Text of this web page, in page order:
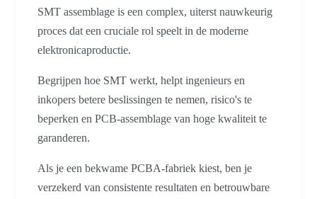
SMT assemblage is een complex, uiterst nauwkeurig
proces dat een cruciale rol speelt in de moderne
elektronicaproductie.
Begrijpen hoe SMT werkt, helpt ingenieurs en
inkopers betere beslissingen te nemen, risico's te
beperken en PCB-assemblage van hoge kwaliteit te
garanderen.
Als je een bekwame PCBA-fabriek kiest, ben je
verzekerd van consistente resultaten en betrouwbare